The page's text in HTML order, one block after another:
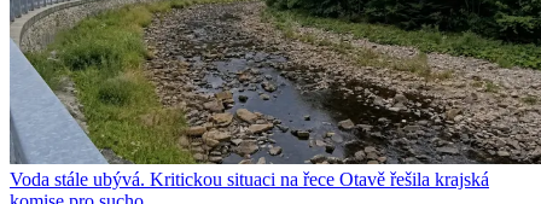
Voda stále ubývá. Kritickou situaci na řece Otavě řešila krajská